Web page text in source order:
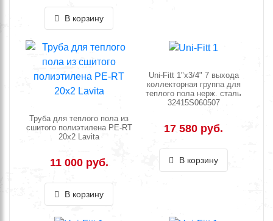
В корзину
Труба для теплого пола из
сшитого полиэтилена PE-RT
20х2 Lavita
11 000 руб.
В корзину
Uni-Fitt 1"х3/4" 7 выхода
коллекторная группа для
теплого пола нерж. сталь
32415S060507
17 580 руб.
В корзину